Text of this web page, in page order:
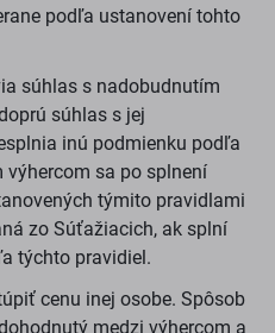
podľa ustanovení tohto
súhlas s nadobudnutím
súhlas s jej
inú podmienku podľa
sa po splnení
týmito pravidlami
zo Súťažiacich, ak splní
týchto pravidiel.
cenu inej osobe. Spôsob
medzi výhercom a